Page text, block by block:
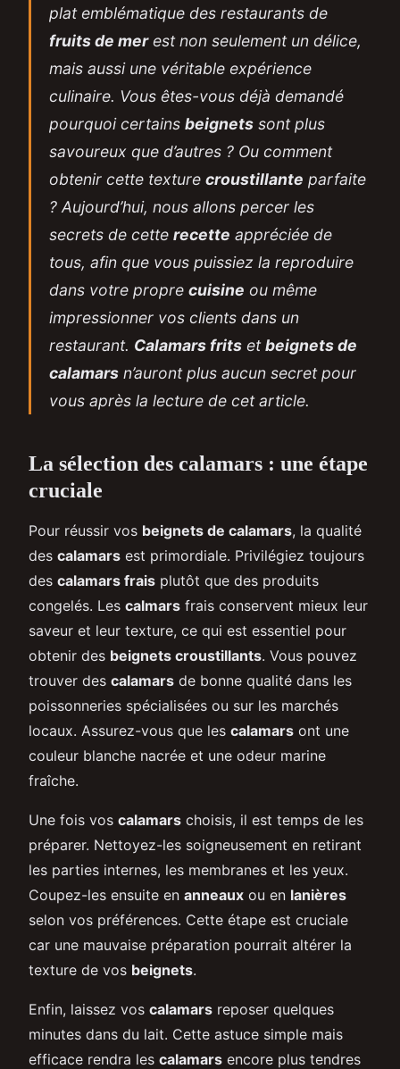
plat emblématique des restaurants de
fruits de merest non seulement un délice,
mais aussi une véritable expérience
culinaire. Vous êtes-vous déjà demandé
pourquoi certains beignets sont plus
savoureux que d’autres ? Ou comment
obtenir cette texture croustillante parfaite
? Aujourd’hui, nous allons percer les
secrets de cette recette appréciée de
tous, afin que vous puissiez la reproduire
dans votre propre cuisine ou même
impressionner vos clients dans un
restaurant. Calamars frits etbeignets de
calamars n’auront plus aucun secret pour
vous après la lecture de cet article.
La sélection des calamars : une étape
cruciale
Pour réussir vos beignets de calamars, la qualité
des calamars est primordiale. Privilégiez toujours
des calamars frais plutôt que des produits
congelés. Les calmars frais conservent mieux leur
saveur et leur texture, ce qui est essentiel pour
obtenir des beignets croustillants. Vous pouvez
trouver des calamars de bonne qualité dans les
poissonneries spécialisées ou sur les marchés
locaux. Assurez-vous que les calamars ont une
couleur blanche nacrée et une odeur marine
fraîche.
Une fois vos calamars choisis, il est temps de les
préparer. Nettoyez-les soigneusement en retirant
les parties internes, les membranes et les yeux.
Coupez-les ensuite en anneaux ou en lanières
selon vos préférences. Cette étape est cruciale
car une mauvaise préparation pourrait altérer la
texture de vos beignets.
Enfin, laissez vos calamars reposer quelques
minutes dans du lait. Cette astuce simple mais
efficace rendra les calamars encore plus tendres